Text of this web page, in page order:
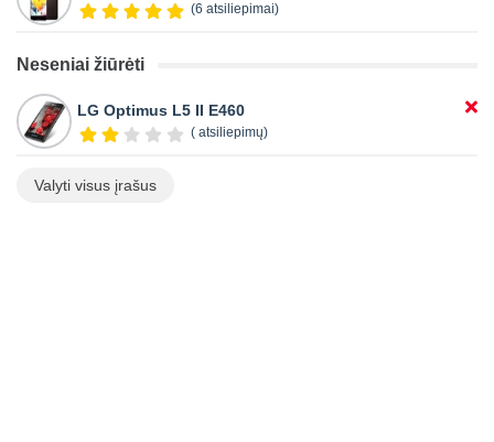
(6 atsiliepimai)
Neseniai žiūrėti
LG Optimus L5 II E460
( atsiliepimų)
Valyti visus įrašus